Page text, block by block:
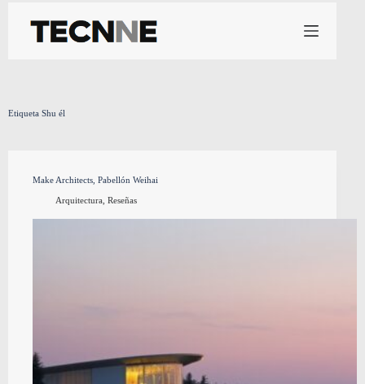
contenido
Etiqueta Shu él
Make Architects, Pabellón Weihai
Arquitectura, Reseñas